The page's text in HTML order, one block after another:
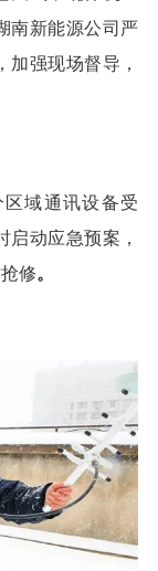
南新能源公司严
强现场督导，
域通讯设备受
动应急预案，
修。